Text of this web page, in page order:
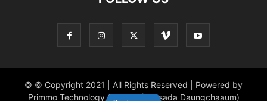
© © Copyright 2021 | All Rights Reserved | Powered by
Primmo Technology Co.,Ltd. (Khitsada Daungchaaum)